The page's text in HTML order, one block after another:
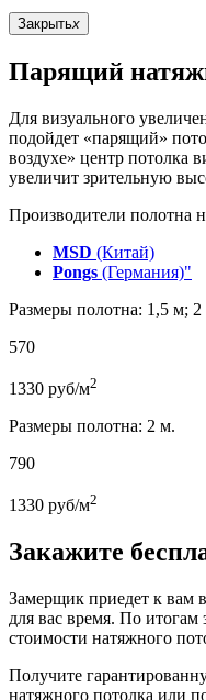
Закрытьx
Парящий
Для визуального
подойдет «парящий»
воздухе» центр потолка
увеличит зрительную
Производители полотна
MSD (Китай)
Pongs (Германия)"
Размеры полотна: 1,5 м;
570
1330 руб/м2
Размеры полотна: 2 м.
790
1330 руб/м2
Закажите
Замерщик приедет к вам
для вас время. По итогам
стоимости натяжного
Получите
натяжного потолка или